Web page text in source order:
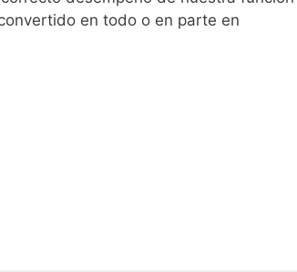
en todo o en parte en